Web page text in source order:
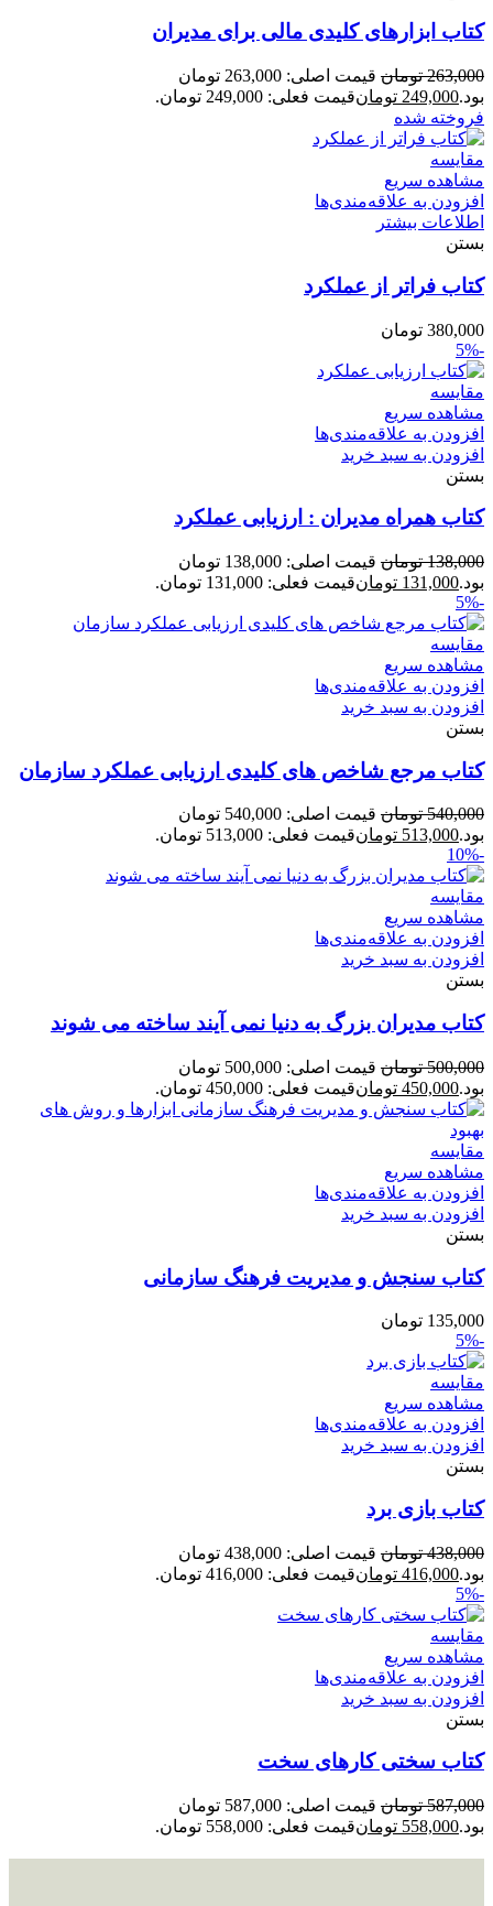
کتاب ابزارهای کلیدی مالی برای مدیران
263,000 تومان
قیمت اصلی: 263,000 تومان
بود.249,000 تومانقیمت فعلی: 249,000 تومان.
فروخته شده
مقایسه
مشاهده سریع
افزودن به علاقه‌مندی‌ها
اطلاعات بیشتر
بستن
کتاب فراتر از عملکرد
380,000 تومان
-5%
مقایسه
مشاهده سریع
افزودن به علاقه‌مندی‌ها
افزودن به سبد خرید
بستن
کتاب همراه مدیران : ارزیابی عملکرد
138,000 تومان
قیمت اصلی: 138,000 تومان
بود.131,000 تومانقیمت فعلی: 131,000 تومان.
-5%
مقایسه
مشاهده سریع
افزودن به علاقه‌مندی‌ها
افزودن به سبد خرید
بستن
کتاب مرجع شاخص های کلیدی ارزیابی عملکرد سازمان
540,000 تومان
قیمت اصلی: 540,000 تومان
بود.513,000 تومانقیمت فعلی: 513,000 تومان.
-10%
مقایسه
مشاهده سریع
افزودن به علاقه‌مندی‌ها
افزودن به سبد خرید
بستن
کتاب مدیران بزرگ به دنیا نمی آیند ساخته می شوند
500,000 تومان
قیمت اصلی: 500,000 تومان
بود.450,000 تومانقیمت فعلی: 450,000 تومان.
مقایسه
مشاهده سریع
افزودن به علاقه‌مندی‌ها
افزودن به سبد خرید
بستن
کتاب سنجش و مدیریت فرهنگ سازمانی
135,000 تومان
-5%
مقایسه
مشاهده سریع
افزودن به علاقه‌مندی‌ها
افزودن به سبد خرید
بستن
کتاب بازی برد
438,000 تومان
قیمت اصلی: 438,000 تومان
بود.416,000 تومانقیمت فعلی: 416,000 تومان.
-5%
مقایسه
مشاهده سریع
افزودن به علاقه‌مندی‌ها
افزودن به سبد خرید
بستن
کتاب سختی کارهای سخت
587,000 تومان
قیمت اصلی: 587,000 تومان
بود.558,000 تومانقیمت فعلی: 558,000 تومان.